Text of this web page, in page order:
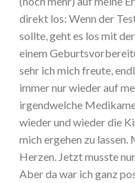
direkt los: Wenn der
sollte, geht es los mit
einem
sehr ich mich freute,
immer nur wieder auf
irgendwelche
wieder und wieder die
mich ergehen zu
Herzen. Jetzt musste
Aber da war ich ganz